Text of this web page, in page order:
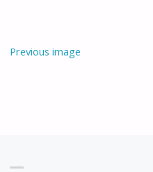
Previous image